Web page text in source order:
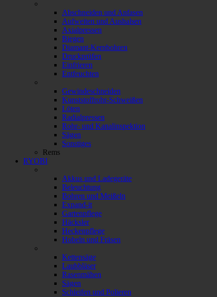
Abschneiden und Anfasen
Aufweiten und Aushalsen
Axialpressen
Biegen
Diamant-Kernbohren
Druckprüfen
Einfrieren
Entfeuchten
Gewindeschneiden
Kunststoffrohr-Schweißen
Löten
Radialpressen
Rohr- und Kanalinspektion
Sägen
Sonstiges
Rems
RYOBI
Akkus und Ladegeräte
Beleuchtung
Bohren und Meißeln
Expand-it
Gartenpflege
Häcksler
Heckenpflege
Hobeln und Fräsen
Kettensäge
Laubbläser
Rasenmähen
Sägen
Schleifen und Polieren